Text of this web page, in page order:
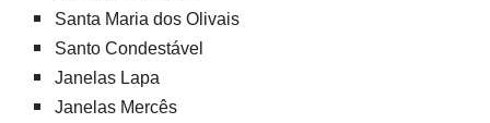
Santa Maria dos Olivais
Santo Condestável
Janelas Lapa
Janelas Mercês